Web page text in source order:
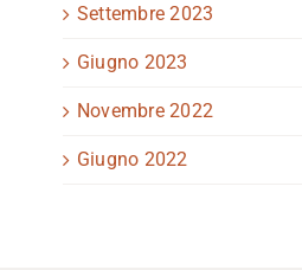
Settembre 2023
Giugno 2023
Novembre 2022
Giugno 2022